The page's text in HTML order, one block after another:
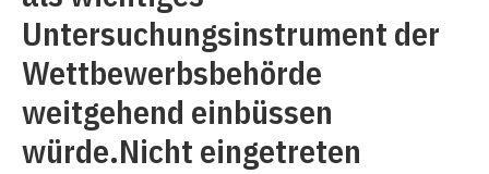
Untersuchungsinstrument der
Wettbewerbsbehörde
weitgehend einbüssen
würde.Nicht eingetreten